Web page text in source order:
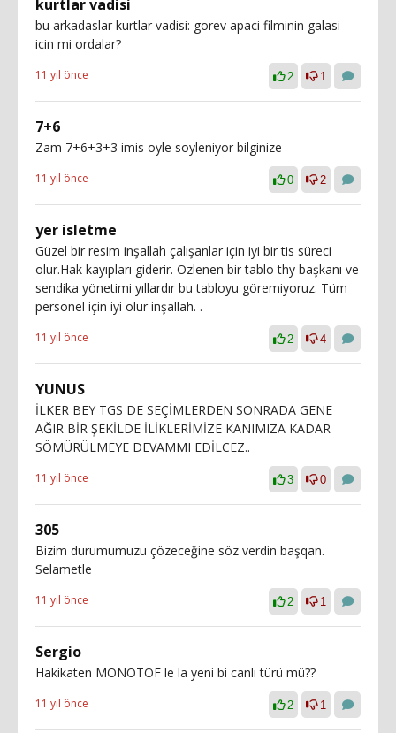
kurtlar vadisi
bu arkadaslar kurtlar vadisi: gorev apaci filminin galasi
icin mi ordalar?
11 yıl önce 2 1
7+6
Zam 7+6+3+3 imis oyle soyleniyor bilginize
11 yıl önce 0 2
yer isletme
Güzel bir resim inşallah çalışanlar için iyi bir tis süreci
olur.Hak kayıpları giderir. Özlenen bir tablo thy başkanı ve
sendika yönetimi yıllardır bu tabloyu göremiyoruz. Tüm
personel için iyi olur inşallah. .
11 yıl önce 2 4
YUNUS
İLKER BEY TGS DE SEÇİMLERDEN SONRADA GENE
AĞIR BİR ŞEKİLDE İLİKLERİMİZE KANIMIZA KADAR
SÖMÜRÜLMEYE DEVAMMI EDİLCEZ..
11 yıl önce 3 0
305
Bizim durumumuzu çözeceğine söz verdin başqan.
Selametle
11 yıl önce 2 1
Sergio
Hakikaten MONOTOF le la yeni bi canlı türü mü??
11 yıl önce 2 1